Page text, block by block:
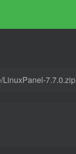
LinuxPanel-7.7.0.zip